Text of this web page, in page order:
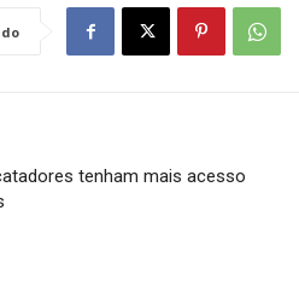
tenham mais acesso